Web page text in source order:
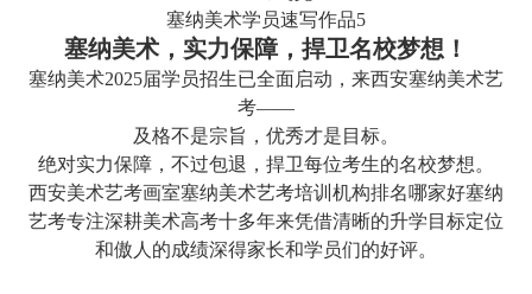
塞纳美术学员速写作品5
塞纳美术，实力保障，捍卫名校梦想！
塞纳美术2025届学员招生已全面启动，来西安塞纳美术艺
考——
及格不是宗旨，优秀才是目标。
绝对实力保障，不过包退，捍卫每位考生的名校梦想。
西安美术艺考画室塞纳美术艺考培训机构排名哪家好塞纳
艺考专注深耕美术高考十多年来凭借清晰的升学目标定位
和傲人的成绩深得家长和学员们的好评。